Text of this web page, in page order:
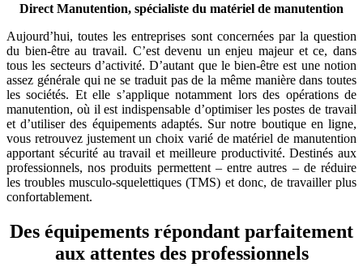
Direct Manutention, spécialiste du matériel de manutention
Aujourd’hui, toutes les entreprises sont concernées par la question
du bien-être au travail. C’est devenu un enjeu majeur et ce, dans
tous les secteurs d’activité. D’autant que le bien-être est une notion
assez générale qui ne se traduit pas de la même manière dans toutes
les sociétés. Et elle s’applique notamment lors des opérations de
manutention, où il est indispensable d’optimiser les postes de travail
et d’utiliser des équipements adaptés. Sur notre boutique en ligne,
vous retrouvez justement un choix varié de matériel de manutention
apportant sécurité au travail et meilleure productivité. Destinés aux
professionnels, nos produits permettent – entre autres – de réduire
les troubles musculo-squelettiques (TMS) et donc, de travailler plus
confortablement.
Des équipements répondant parfaitement
aux attentes des professionnels